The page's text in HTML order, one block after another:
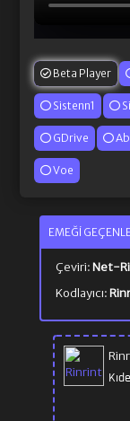
Beta Player
Sistenn1
GDrive
Voe
EMEĞI
Çeviri:Net-
Kodlayıcı: